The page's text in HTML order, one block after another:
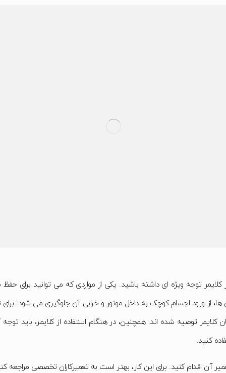
کلایمر توجه ویژه ای داشته باشید. یکی از مواردی که می توانید برای
ورود اجسام کوچک به داخل موتور و خرابی آن جلوگیری می شود.
توصیه شده اند. همچنین، در هنگام استفاده از کلایمر، باید
کنید.
آن اقدام کنید. برای این کار، بهتر است به تعمیرکاران تخصصی مراجعه